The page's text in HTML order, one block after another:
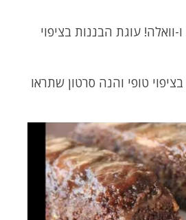
וואלה! עוגת הבננות בציפוי
טופי והנה סרטון שתראו